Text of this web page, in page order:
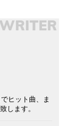
WRITER
ヒット曲、ま
します。